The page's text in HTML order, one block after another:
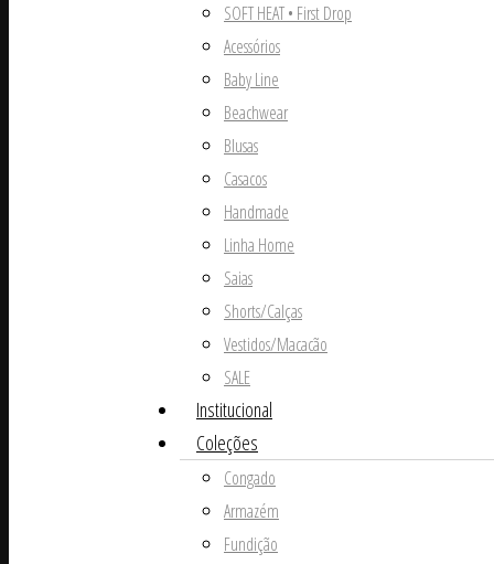
SOFT HEAT • First Drop
Acessórios
Baby Line
Beachwear
Blusas
Casacos
Handmade
Linha Home
Saias
Shorts/Calças
Vestidos/Macacão
SALE
Institucional
Coleções
Congado
Armazém
Fundição